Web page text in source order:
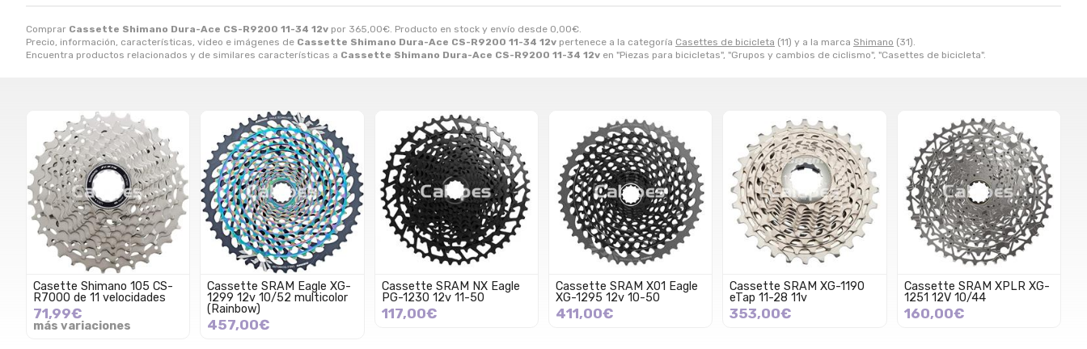
Comprar Cassette Shimano Dura-Ace CS-R9200 11-34 12v por 365,00€. Producto en stock y envío desde 0,00€.
Precio, información, características, video e imágenes de Cassette Shimano Dura-Ace CS-R9200 11-34 12v pertenece a la categoría Casettes de bicicleta (11) y a la marca Shimano (31).
Encuentra productos relacionados y de similares características a Cassette Shimano Dura-Ace CS-R9200 11-34 12v en "Piezas para bicicletas", "Grupos y cambios de ciclismo", "Casettes de bicicleta".
Casette Shimano 105 CS-
R7000 de 11 velocidades
71,99€
más variaciones
Cassette SRAM Eagle XG-
1299 12v 10/52 multicolor
(Rainbow)
457,00€
Cassette SRAM NX Eagle
PG-1230 12v 11-50
117,00€
Cassette SRAM X01 Eagle
XG-1295 12v 10-50
411,00€
Cassette SRAM XG-1190
eTap 11-28 11v
353,00€
Cassette SRAM XPLR XG-
1251 12V 10/44
160,00€